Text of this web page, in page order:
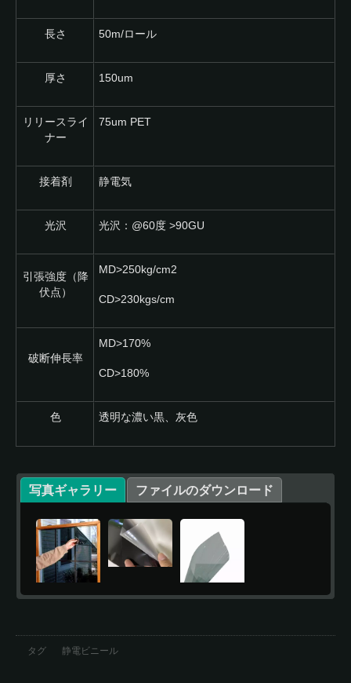
長さ 50m/ロール
厚さ 150um
リリースライ
ナー
75um PET
接着剤 静電気
光沢 光沢：@60度 >90GU
引張強度（降
伏点）
MD>250kg/cm2
CD>230kgs/cm
破断伸長率
MD>170%
CD>180%
色 透明な濃い黒、灰色
写真ギャラリー ファイルのダウンロード
タグ 静電ビニール